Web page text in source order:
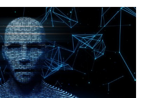
mladih igralk ter pomemben